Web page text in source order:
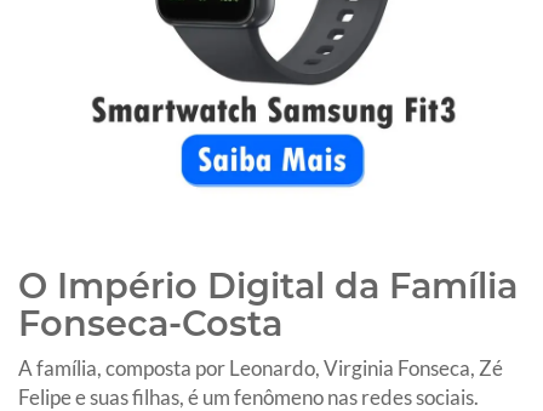
O Império Digital da Família
Fonseca-Costa
A família, composta por Leonardo, Virginia Fonseca, Zé
Felipe e suas filhas, é um fenômeno nas redes sociais.